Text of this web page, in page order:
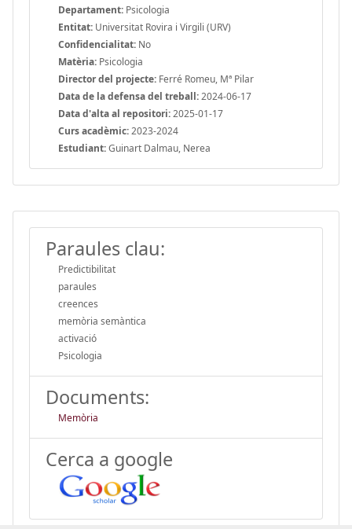
Departament: Psicologia
Entitat: Universitat Rovira i Virgili (URV)
Confidencialitat: No
Matèria: Psicologia
Director del projecte: Ferré Romeu, Mª Pilar
Data de la defensa del treball:2024-06-17
Data d'alta al repositori:2025-01-17
Curs acadèmic:2023-2024
Estudiant:Guinart Dalmau, Nerea
Paraules clau:
Predictibilitat
paraules
creences
memòria semàntica
activació
Psicologia
Documents:
Memòria
Cerca a google